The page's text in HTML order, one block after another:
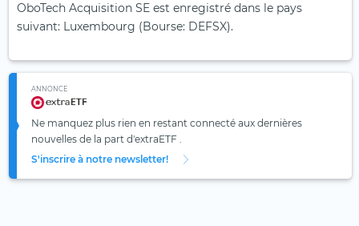
OboTech Acquisition SE est enregistré dans le pays
suivant: Luxembourg (Bourse: DEFSX).
ANNONCE
Ne manquez plus rien en restant connecté aux dernières
nouvelles de la part d'extraETF .
S'inscrire à notre newsletter!